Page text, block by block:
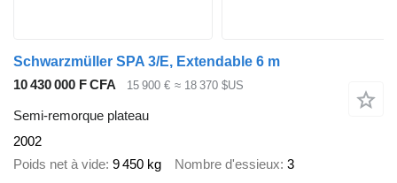
Schwarzmüller SPA 3/E, Extendable 6 m
10 430 000 F CFA
15 900 € ≈ 18 370 $US
Semi-remorque plateau
2002
Poids net à vide 9 450 kg Nombre d'essieux 3